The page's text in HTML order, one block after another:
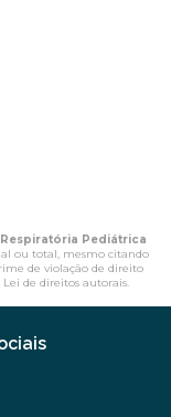
Pediátrica
ou total, mesmo citando
de violação de direito
Lei de direitos autorais.